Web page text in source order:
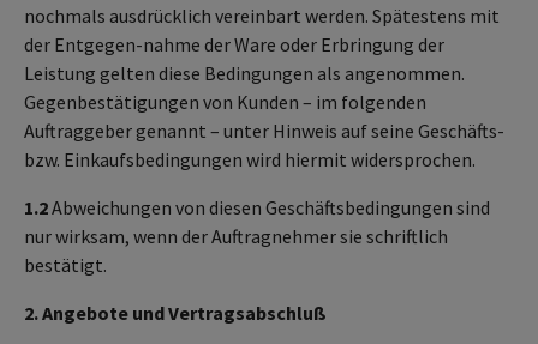
nochmals ausdrücklich vereinbart werden. Spätestens mit
der Entgegen-nahme der Ware oder Erbringung der
Leistung gelten diese Bedingungen als angenommen.
Gegenbestätigungen von Kunden – im folgenden
Auftraggeber genannt – unter Hinweis auf seine Geschäfts-
bzw. Einkaufsbedingungen wird hiermit widersprochen.
1.2Abweichungen von diesen Geschäftsbedingungen sind
nur wirksam, wenn der Auftragnehmer sie schriftlich
bestätigt.
2. Angebote und Vertragsabschluß